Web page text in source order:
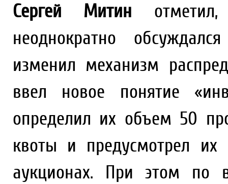
Сергей Митин
неоднократно
изменил механизм
ввел новое понятие
определил их объем 50
квоты и предусмотрел их
аукционах. При этом по